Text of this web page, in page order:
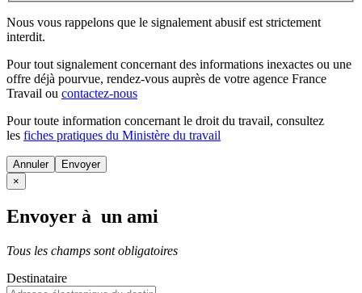
Nous vous rappelons que le signalement abusif est strictement
interdit.
Pour tout signalement concernant des informations inexactes ou une
offre déjà pourvue, rendez-vous auprès de votre agence France
Travail ou contactez-nous
Pour toute information concernant le droit du travail, consultez
les fiches pratiques du Ministère du travail
Annuler
×
Envoyer à un ami
Tous les champs sont obligatoires
Destinataire